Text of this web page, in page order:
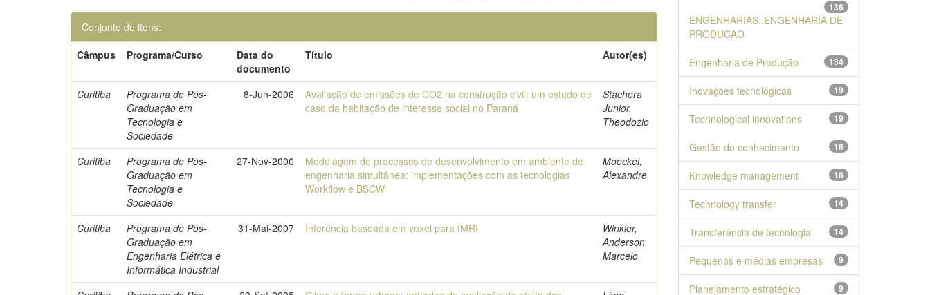
Conjunto de itens:
Câmpus
Programa/Curso
Data do
documento
Título Autor(es)
Curitiba
Programa de Pós-
Graduação em
Tecnologia e
Sociedade
8-Jun-2006
Avaliação de emissões de CO2 na construção civil: um estudo de
caso da habitação de interesse social no Paraná
Stachera
Junior,
Theodozio
Curitiba
Programa de Pós-
Graduação em
Tecnologia e
Sociedade
27-Nov-2000
Modelagem de processos de desenvolvimento em ambiente de
engenharia simultânea: implementações com as tecnologias
Workflow e BSCW
Moeckel,
Alexandre
Curitiba
Programa de Pós-
Graduação em
Engenharia Elétrica e
Informática Industrial
31-Mai-2007 Inferência baseada em voxel para fMRI
Winkler,
Anderson
Marcelo
136
ENGENHARIAS::ENGENHARIA DE
PRODUCAO
134
Engenharia de Produção
19
Inovações tecnológicas
19
Technological innovations
18
Gestão do conhecimento
18
Knowledge management
14
Technology transfer
14
Transferência de tecnologia
9
Pequenas e médias empresas
9
Planejamento estratégico